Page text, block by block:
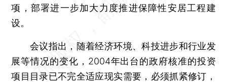
项，部署进一步加大力度推进保障性安居工程建
设。
会议指出，随着经济环境、科技进步和行业发
展等情况的变化，2004年出台的政府核准的投资
项目目录已不完全适应现实需要，必须抓紧修订，